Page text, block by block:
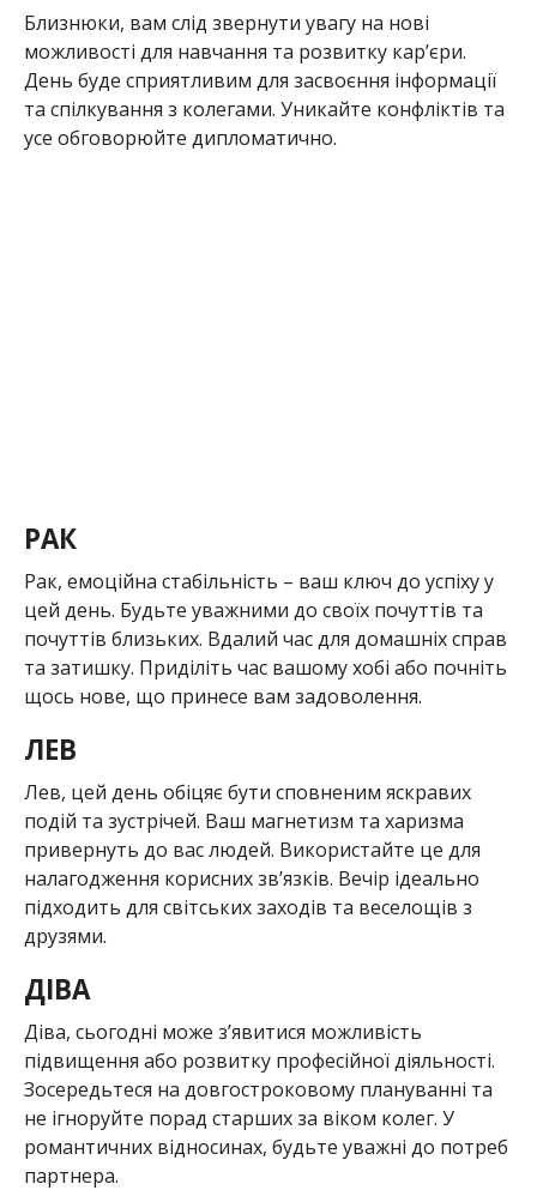
Близнюки, вам слід звернути увагу на нові
можливості для навчання та розвитку кар’єри.
День буде сприятливим для засвоєння інформації
та спілкування з колегами. Уникайте конфліктів та
усе обговорюйте дипломатично.
РАК
Рак, емоційна стабільність – ваш ключ до успіху у
цей день. Будьте уважними до своїх почуттів та
почуттів близьких. Вдалий час для домашніх справ
та затишку. Приділіть час вашому хобі або почніть
щось нове, що принесе вам задоволення.
ЛЕВ
Лев, цей день обіцяє бути сповненим яскравих
подій та зустрічей. Ваш магнетизм та харизма
привернуть до вас людей. Використайте це для
налагодження корисних зв’язків. Вечір ідеально
підходить для світських заходів та веселощів з
друзями.
ДІВА
Діва, сьогодні може з’явитися можливість
підвищення або розвитку професійної діяльності.
Зосередьтеся на довгостроковому плануванні та
не ігноруйте порад старших за віком колег. У
романтичних відносинах, будьте уважні до потреб
партнера.